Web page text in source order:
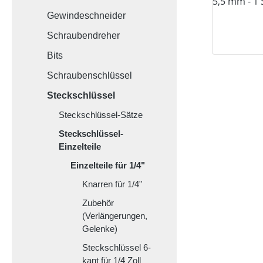
Gewindeschneider
Schraubendreher
Bits
Schraubenschlüssel
Steckschlüssel
Steckschlüssel-Sätze
Steckschlüssel-
Einzelteile
Einzelteile für 1/4"
Knarren für 1/4"
Zubehör
(Verlängerungen,
Gelenke)
Steckschlüssel 6-
kant für 1/4 Zoll